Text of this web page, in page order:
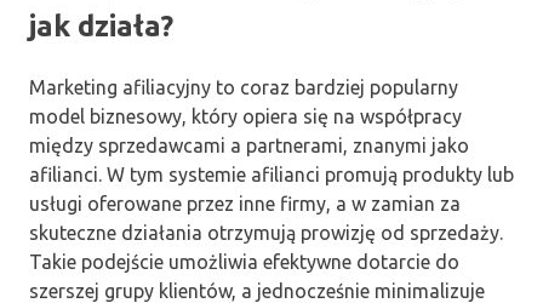
jak działa?
Marketing afiliacyjny to coraz bardziej popularny
model biznesowy, który opiera się na współpracy
między sprzedawcami a partnerami, znanymi jako
afilianci. W tym systemie afilianci promują produkty lub
usługi oferowane przez inne firmy, a w zamian za
skuteczne działania otrzymują prowizję od sprzedaży.
Takie podejście umożliwia efektywne dotarcie do
szerszej grupy klientów, a jednocześnie minimalizuje